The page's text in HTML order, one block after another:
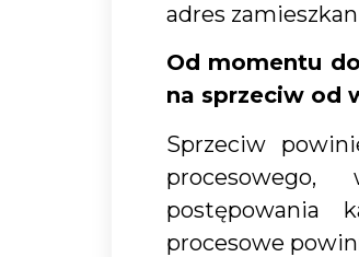
adres
Od momentu
na sprzeciw od
Sprzeciw
postępowania
procesowe